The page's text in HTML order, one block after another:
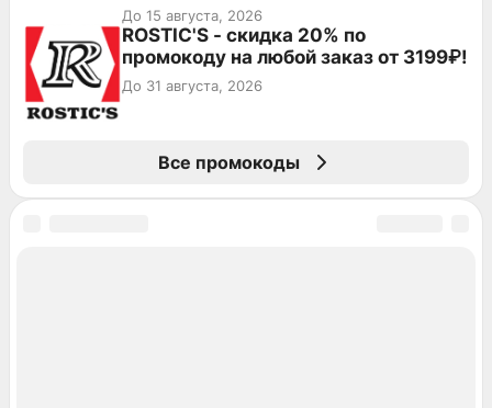
До 15 августа, 2026
ROSTIC'S - скидка 20% по
промокоду на любой заказ от 3199₽!
До 31 августа, 2026
Все промокоды